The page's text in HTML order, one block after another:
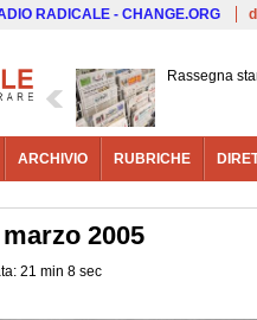
RADICALE - CHANGE.ORG
Rassegna
ARCHIVIO RUBRICHE
2005
21 min 8 sec